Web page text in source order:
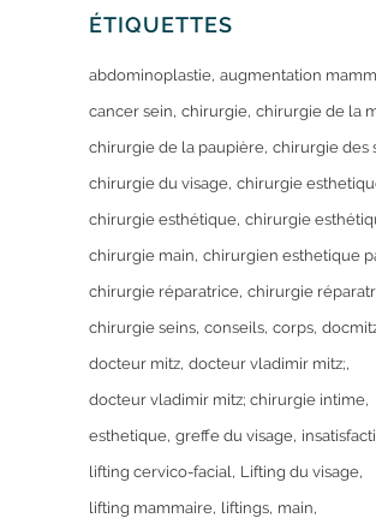
ÉTIQUETTES
abdominoplastie augmentation
cancer sein chirurgie chirurgie de la
chirurgie de la paupière chirurgie des
chirurgie du visage chirurgie
chirurgie esthétique chirurgie
chirurgie main chirurgien esthetique
chirurgie réparatrice chirurgie
chirurgie seins conseils corps
docteur mitz docteur vladimir mitz;
docteur vladimir mitz; chirurgie intime
esthetique greffe du visage
lifting cervico-facial Lifting du visage
lifting mammaire liftings main